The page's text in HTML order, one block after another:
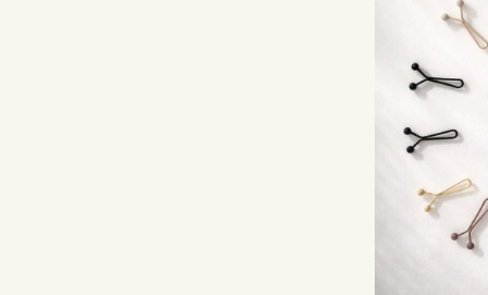
Mein
Sei elegant
Dies ist keine
Hijab-Juwel
Hijab
Sie können
kann in einer
Jewel Hijab
der Hijab-